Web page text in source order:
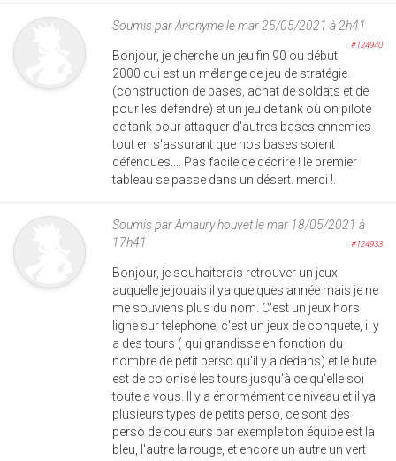
Soumis parAnonymele mar 25/05/2021 à 2h41
#124940
Bonjour, je cherche un jeu fin 90 ou début
2000 qui est un mélange de jeu de stratégie
(construction de bases, achat de soldats et de
pour les défendre) et un jeu de tank où on pilote
ce tank pour attaquer d'autres bases ennemies
tout en s'assurant que nos bases soient
défendues.... Pas facile de décrire ! le premier
tableau se passe dans un désert. merci !.
Soumis parAmaury houvetle mar 18/05/2021 à
17h41
#124933
Bonjour, je souhaiterais retrouver un jeux
auquelle je jouais il ya quelques année mais je ne
me souviens plus du nom. C'est un jeux hors
ligne sur telephone, c'est un jeux de conquete, il y
a des tours ( qui grandisse en fonction du
nombre de petit perso qu'il y a dedans) et le bute
est de colonisé les tours jusqu'à ce qu'elle soi
toute a vous. Il y a énormément de niveau et il ya
plusieurs types de petits perso, ce sont des
perso de couleurs par exemple ton équipe est la
bleu, l'autre la rouge, et encore un autre un vert